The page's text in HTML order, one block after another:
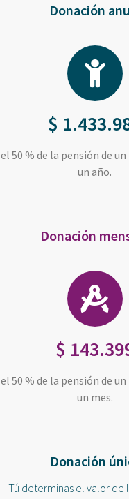
Donación
$
el 50 % de la pensión de
un año.
Donación
$
el 50 % de la pensión de
un mes.
Donación
Tú determinas el valor de